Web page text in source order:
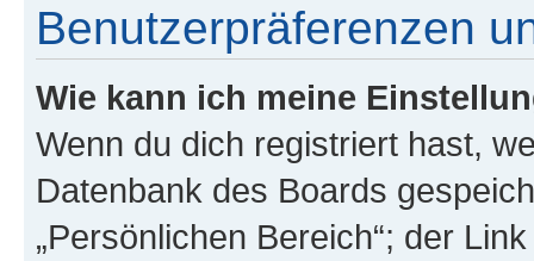
Benutzerpräferenzen
Wie kann ich meine
Wenn du dich registriert hast,
Datenbank des Boards
„Persönlichen Bereich“; der